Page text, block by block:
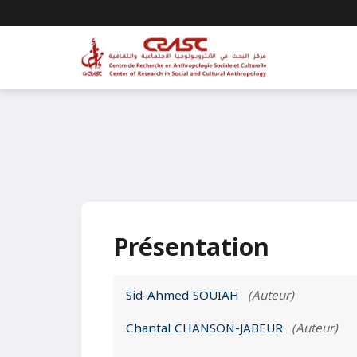
Présentation
Sid-Ahmed SOUIAH (Auteur)
Chantal CHANSON-JABEUR (Auteur)